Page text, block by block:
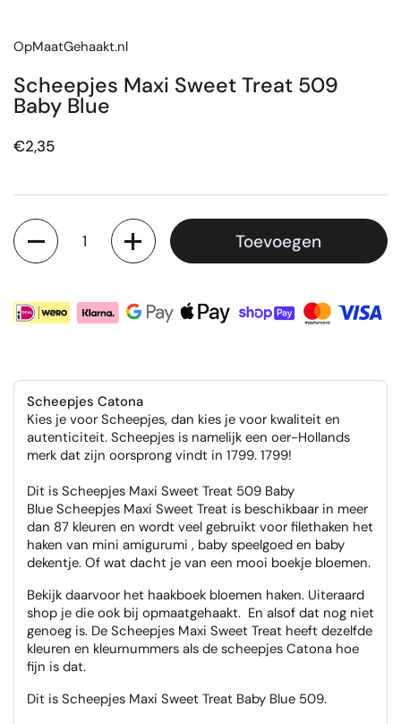
OpMaatGehaakt.nl
Scheepjes Maxi Sweet Treat 509
Baby Blue
Prijs:
€2,35
Aantal
Toevoegen
Scheepjes Catona
Kies je voor Scheepjes, dan kies je voor kwaliteit en
autenticiteit. Scheepjes is namelijk een oer-Hollands
merk dat zijn oorsprong vindt in 1799. 1799!
Dit is Scheepjes Maxi Sweet Treat 509 Baby
Blue Scheepjes Maxi Sweet Treat is beschikbaar in meer
dan 87 kleuren en wordt veel gebruikt voor filethaken het
haken van mini amigurumi , baby speelgoed en baby
dekentje. Of wat dacht je van een mooi boekje bloemen.
Bekijk daarvoor het haakboek bloemen haken. Uiteraard
shop je die ook bij opmaatgehaakt. En alsof dat nog niet
genoeg is. De Scheepjes Maxi Sweet Treat heeft dezelfde
kleuren en kleurnummers als de scheepjes Catona hoe
fijn is dat.
Dit is Scheepjes Maxi Sweet Treat Baby Blue 509.